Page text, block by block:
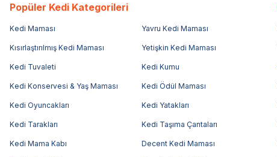
Popüler Kedi Kategorileri
Kedi Maması Yavru Kedi Maması
Kısırlaştırılmış Kedi Maması Yetişkin Kedi Maması
Kedi Tuvaleti Kedi Kumu
Kedi Konservesi & Yaş Maması Kedi Ödül Maması
Kedi Oyuncakları Kedi Yatakları
Kedi Tarakları Kedi Taşıma Çantaları
Kedi Mama Kabı Decent Kedi Maması